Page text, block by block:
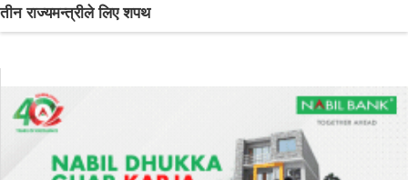
तीन राज्यमन्त्रीले लिए शपथ